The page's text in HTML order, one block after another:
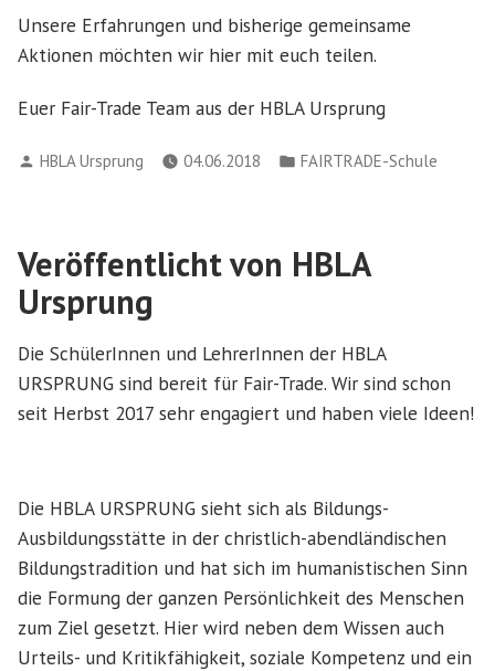
Unsere Erfahrungen und bisherige gemeinsame
Aktionen möchten wir hier mit euch teilen.
Euer Fair-Trade Team aus der HBLA Ursprung
Verfasst
HBLA Ursprung 04.06.2018
Veröffentlicht
FAIRTRADE-Schule
Veröffentlicht von HBLA
Ursprung
Die SchülerInnen und LehrerInnen der HBLA
URSPRUNG sind bereit für Fair-Trade. Wir sind schon
seit Herbst 2017 sehr engagiert und haben viele Ideen!
Die HBLA URSPRUNG sieht sich als Bildungs-
Ausbildungsstätte in der christlich-abendländischen
Bildungstradition und hat sich im humanistischen Sinn
die Formung der ganzen Persönlichkeit des Menschen
zum Ziel gesetzt. Hier wird neben dem Wissen auch
Urteils- und Kritikfähigkeit, soziale Kompetenz und ein